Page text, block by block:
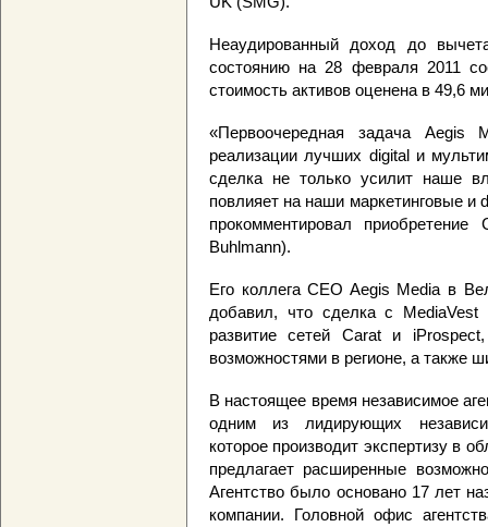
Неаудированный доход до
состоянию на 28 февраля 2011
стоимость активов оценена в 49,6
«Первоочередная задача Aegis
реализации лучших digital и
сделка не только усилит наше
повлияет на наши маркетинговые и
прокомментировал
Buhlmann).
Его коллега CEO Aegis Media в
добавил, что сделка с
развитие сетей Carat и
возможностями в регионе, а также
В настоящее время независимое
одним из лидирующих
которое производит экспертизу в
предлагает расширенные
Агентство было основано 17 лет
компании. Головной офис